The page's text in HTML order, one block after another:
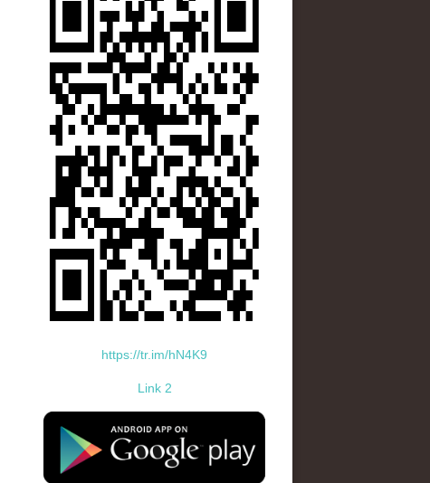
https://tr.im/hN4K9
Link 2
standard-icon-googleplay-app-store.png